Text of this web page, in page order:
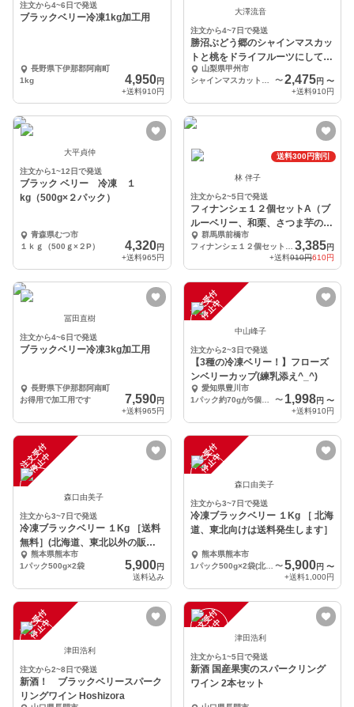
注文から4~6日で発送
ブラックベリー冷凍1kg加工用
長野県下伊那郡阿南町
1kg
4,950円
+送料910円
大澤流音
注文から4~7日で発送
勝沼ぶどう郷のシャインマスカッ
トと桃をドライフルーツにして乗
せてたり、食材に入れ
山梨県甲州市
〜2,475円 〜
+送料910円
大平貞仲
注文から1~12日で発送
ブラック ベリー 冷凍 １
kg（500g×２パック）
青森県むつ市
１ｋｇ（500ｇ×２P）
4,320円
+送料965円
送料300円割引
林 伴子
注文から2~5日で発送
フィナンシェ１２個セットA（ブ
ルーベリー、和栗、さつま芋の３
種各4個）
群馬県前橋市
3,385円
+送料910円610円
冨田直樹
注文から4~6日で発送
ブラックベリー冷凍3kg加工用
長野県下伊那郡阿南町
お得用で加工用です
7,590円
+送料965円
注
文
受
付
停
止
中
中山峰子
注文から2~3日で発送
【3種の冷凍ベリー！】フローズ
ンベリーカップ(練乳添え^_^)
愛知県豊川市
〜 1,998円 〜
+送料910円
注
文
受
付
停
止
中
森口由美子
注文から3~7日で発送
冷凍ブラックベリー １Kg ［送料
無料］(北海道、東北以外の販売
となります）
熊本県熊本市
1パック500g×2袋
5,900円
送料込み
注
文
受
付
停
止
中
森口由美子
注文から3~7日で発送
冷凍ブラックベリー １Kg ［ 北海
道、東北向けは送料発生します］
熊本県熊本市
1パック500g×2袋(北海道）
〜5,900円 〜
+送料1,000円
注
文
受
付
停
止
中
津田浩利
注文から2~8日で発送
新酒！ ブラックベリースパーク
リングワイン Hoshizora
注
文
受
付
停
止
中 津田浩利
注文から1~5日で発送
新酒 国産果実のスパークリング
ワイン 2本セット